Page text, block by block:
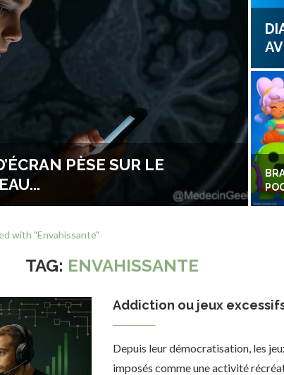
PÈSE SUR LE
with "Envahissante"
TAG: ENVAHISSANTE
Addiction ou jeux
Depuis leur démocratisation, les
imposés comme une activité